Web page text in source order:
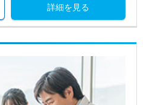
詳細を見る